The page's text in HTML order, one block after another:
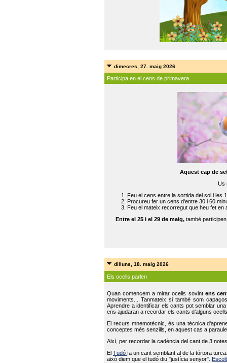
dimecres, 27. maig 2026
Participa en el cens de primavera
Aquest cap de
Us
Feu el cens entre la sortida del sol i les
Procureu fer un cens d'entre 30 i 60
Feu el mateix recorregut que heu fet en
Entre el 25 i el 29 de maig, també
dilluns, 18. maig 2026
Els ocells parlen
Quan comencem a mirar ocells sovint ens
moviments... Tanmateix si també som
Aprendre a identificar els cants pot semblar
ens ajudaran a recordar els cants d’alguns
El recurs mnemotècnic, és una tècnica
conceptes més senzills, en aquest cas a
Així, per recordar la cadència del cant de 3
ElTudófa un cant semblant al de la tórtora
això diem que el tudó diu "justícia senyor".